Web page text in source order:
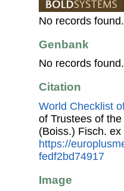
No records found.
Genbank
No records found.
Citation
World Checklist
of Trustees of
(Boiss.) Fisch.
https://
fedf2bd74917
Image